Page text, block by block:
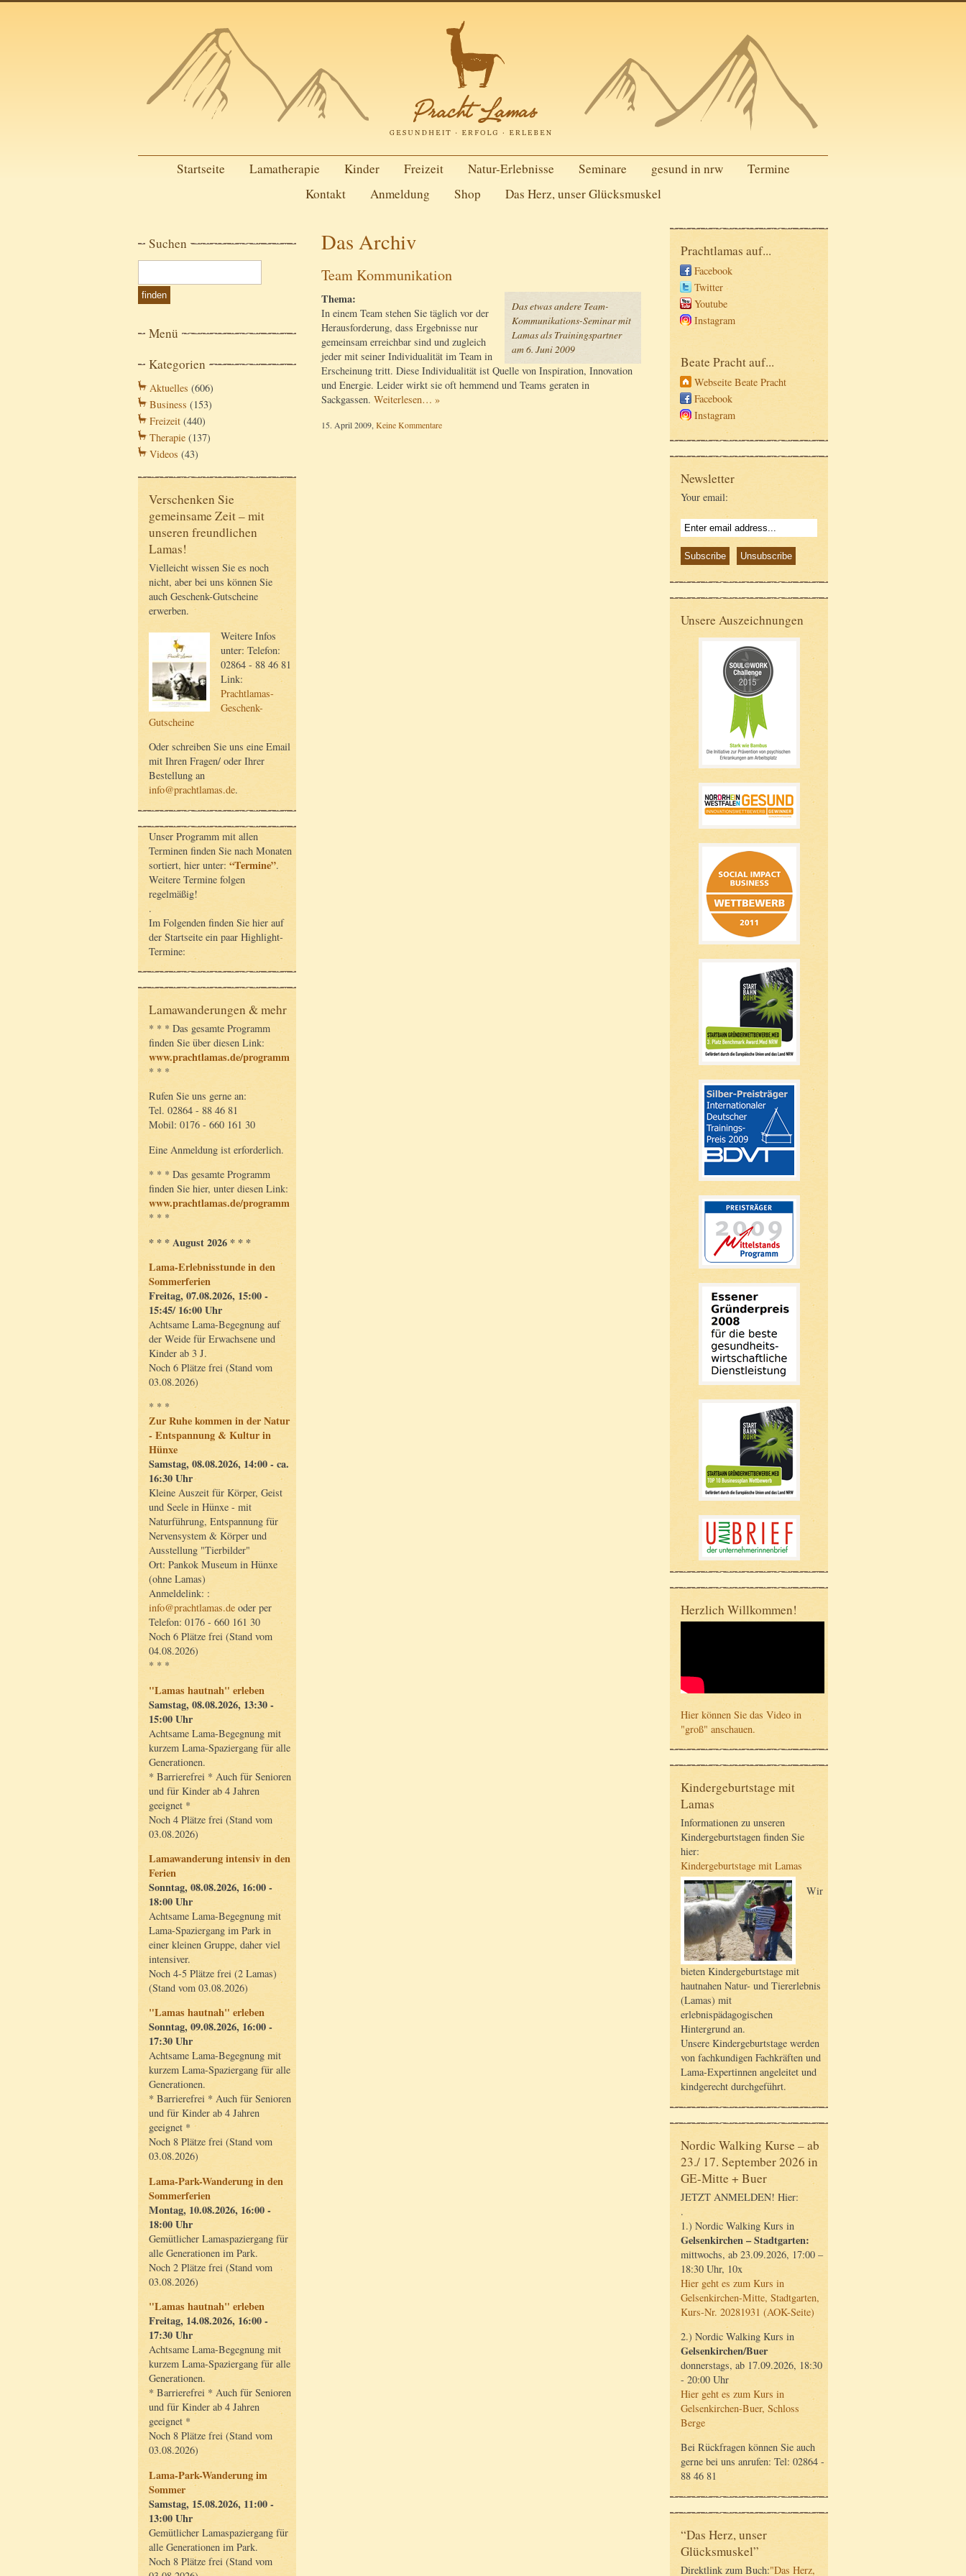
Startseite Lamatherapie Kinder Freizeit Natur-Erlebnisse Seminare gesund in nrw
Termine
Kontakt
Anmeldung Shop Das Herz, unser Glücksmuskel
Suchen
Menü
Kategorien
Aktuelles (606)
Business (153)
Freizeit (440)
Therapie (137)
Videos (43)
Verschenken Sie
gemeinsame Zeit – mit
unseren freundlichen
Lamas!
Vielleicht wissen Sie es noch
nicht, aber bei uns können Sie
auch Geschenk-Gutscheine
erwerben.
Weitere Infos
unter: Telefon:
02864 - 88 46 81
Link:
Prachtlamas-
Geschenk-
Gutscheine
Oder schreiben Sie uns eine Email
mit Ihren Fragen/ oder Ihrer
Bestellung an
info@prachtlamas.de.
Unser Programm mit allen
Terminen finden Sie nach Monaten
sortiert, hier unter: “Termine”.
Weitere Termine folgen
regelmäßig!
.
Im Folgenden finden Sie hier auf
der Startseite ein paar Highlight-
Termine:
Lamawanderungen & mehr
* * * Das gesamte Programm
finden Sie über diesen Link:
www.prachtlamas.de/programm
* * *
Rufen Sie uns gerne an:
Tel. 02864 - 88 46 81
Mobil: 0176 - 660 161 30
Eine Anmeldung ist erforderlich.
* * * Das gesamte Programm
finden Sie hier, unter diesen Link:
www.prachtlamas.de/programm
* * *
* * * August 2026 * * *
Lama-Erlebnisstunde in den
Sommerferien
Freitag, 07.08.2026, 15:00 -
15:45/ 16:00 Uhr
Achtsame Lama-Begegnung auf
der Weide für Erwachsene und
Kinder ab 3 J.
Noch 6 Plätze frei (Stand vom
03.08.2026)
* * *
Zur Ruhe kommen in der Natur
- Entspannung & Kultur in
Hünxe
Samstag, 08.08.2026, 14:00 - ca.
16:30 Uhr
Kleine Auszeit für Körper, Geist
und Seele in Hünxe - mit
Naturführung, Entspannung für
Nervensystem & Körper und
Ausstellung "Tierbilder"
Ort: Pankok Museum in Hünxe
(ohne Lamas)
Anmeldelink: :
info@prachtlamas.de oder per
Telefon: 0176 - 660 161 30
Noch 6 Plätze frei (Stand vom
04.08.2026)
* * *
"Lamas hautnah" erleben
Samstag, 08.08.2026, 13:30 -
15:00 Uhr
Achtsame Lama-Begegnung mit
kurzem Lama-Spaziergang für alle
Generationen.
* Barrierefrei * Auch für Senioren
und für Kinder ab 4 Jahren
geeignet *
Noch 4 Plätze frei (Stand vom
03.08.2026)
Lamawanderung intensiv in den
Ferien
Sonntag, 08.08.2026, 16:00 -
18:00 Uhr
Achtsame Lama-Begegnung mit
Lama-Spaziergang im Park in
einer kleinen Gruppe, daher viel
intensiver.
Noch 4-5 Plätze frei (2 Lamas)
(Stand vom 03.08.2026)
"Lamas hautnah" erleben
Sonntag, 09.08.2026, 16:00 -
17:30 Uhr
Achtsame Lama-Begegnung mit
kurzem Lama-Spaziergang für alle
Generationen.
* Barrierefrei * Auch für Senioren
und für Kinder ab 4 Jahren
geeignet *
Noch 8 Plätze frei (Stand vom
03.08.2026)
Lama-Park-Wanderung in den
Sommerferien
Montag, 10.08.2026, 16:00 -
18:00 Uhr
Gemütlicher Lamaspaziergang für
alle Generationen im Park.
Noch 2 Plätze frei (Stand vom
03.08.2026)
"Lamas hautnah" erleben
Freitag, 14.08.2026, 16:00 -
17:30 Uhr
Achtsame Lama-Begegnung mit
kurzem Lama-Spaziergang für alle
Generationen.
* Barrierefrei * Auch für Senioren
und für Kinder ab 4 Jahren
geeignet *
Noch 8 Plätze frei (Stand vom
03.08.2026)
Lama-Park-Wanderung im
Sommer
Samstag, 15.08.2026, 11:00 -
13:00 Uhr
Gemütlicher Lamaspaziergang für
alle Generationen im Park.
Noch 8 Plätze frei (Stand vom
Prachtlamas auf...
Facebook
Twitter
Youtube
Instagram
Beate Pracht auf...
Webseite Beate Pracht
Facebook
Instagram
Newsletter
Your email:
Unsere Auszeichnungen
Herzlich Willkommen!
Hier können Sie das Video in
"groß" anschauen.
Kindergeburtstage mit
Lamas
Informationen zu unseren
Kindergeburtstagen finden Sie
hier:
Kindergeburtstage mit Lamas
Wir
bieten Kindergeburtstage mit
hautnahen Natur- und Tiererlebnis
(Lamas) mit
erlebnispädagogischen
Hintergrund an.
Unsere Kindergeburtstage werden
von fachkundigen Fachkräften und
Lama-Expertinnen angeleitet und
kindgerecht durchgeführt.
Nordic Walking Kurse – ab
23./ 17. September 2026 in
GE-Mitte + Buer
JETZT ANMELDEN! Hier:
.
1.) Nordic Walking Kurs in
Gelsenkirchen – Stadtgarten:
mittwochs, ab 23.09.2026, 17:00 –
18:30 Uhr, 10x
Hier geht es zum Kurs in
Gelsenkirchen-Mitte, Stadtgarten,
Kurs-Nr. 20281931 (AOK-Seite)
2.) Nordic Walking Kurs in
Gelsenkirchen/Buer
donnerstags, ab 17.09.2026, 18:30
- 20:00 Uhr
Hier geht es zum Kurs in
Gelsenkirchen-Buer, Schloss
Berge
Bei Rückfragen können Sie auch
gerne bei uns anrufen: Tel: 02864 -
88 46 81
“Das Herz, unser
Glücksmuskel”
Direktlink zum Buch:"Das Herz,
Das Archiv
Team Kommunikation
Das etwas andere Team-
Kommunikations-Seminar mit
Lamas als Trainingspartner
am 6. Juni 2009
Thema:
In einem Team stehen Sie täglich vor der
Herausforderung, dass Ergebnisse nur
gemeinsam erreichbar sind und zugleich
jeder mit seiner Individualität im Team in
Erscheinung tritt. Diese Individualität ist Quelle von Inspiration, Innovation
und Energie. Leider wirkt sie oft hemmend und Teams geraten in
Sackgassen. Weiterlesen… »
15. April 2009, Keine Kommentare